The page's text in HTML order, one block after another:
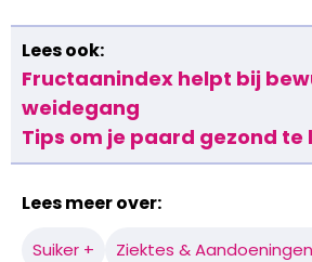
Lees ook:
Fructaanindex helpt bij
weidegang
Tips om je paard gezond
Lees meer over:
Suiker + Ziektes &